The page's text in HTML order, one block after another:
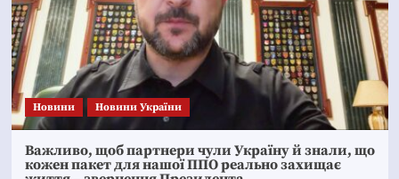
Новини Новини України
Важливо, щоб партнери чули Україну й знали, що
кожен пакет для нашої ППО реально захищає